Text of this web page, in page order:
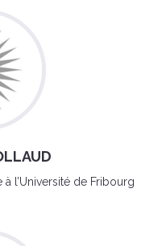
l’Université de Fribourg